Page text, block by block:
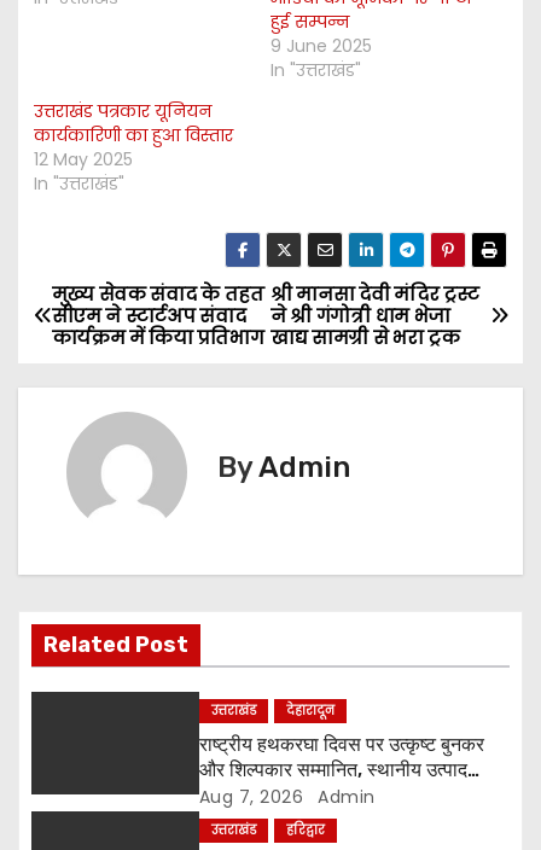
हुई सम्पन्न
9 June 2025
In "उत्तराखंड"
उत्तराखंड पत्रकार यूनियन
कार्यकारिणी का हुआ विस्तार
12 May 2025
In "उत्तराखंड"
P
i
t
श्री मानसा देवी मंदिर ट्रस्ट
ने श्री गंगोत्री धाम भेजा
खाद्य सामग्री से भरा ट्रक
मुख्य सेवक संवाद के तहत
सीएम ने स्टार्टअप संवाद
कार्यक्रम में किया प्रतिभाग
ByAdmin
Related Post
उत्तराखंड देहारादून
राष्ट्रीय हथकरघा दिवस पर उत्कृष्ट बुनकर
और शिल्पकार सम्मानित, स्थानीय उत्पाद
अपनाने का आह्वान
Aug 7, 2026 Admin
उत्तराखंड हरिद्वार